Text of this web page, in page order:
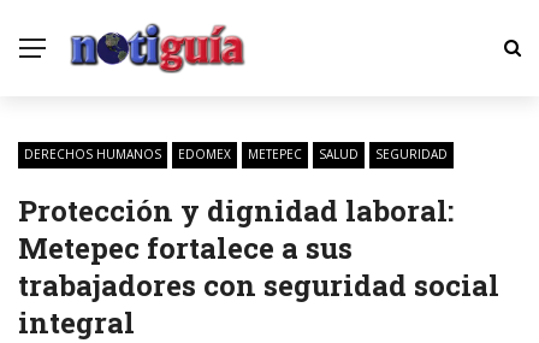
DERECHOS HUMANOS EDOMEX METEPEC SALUD SEGURIDAD
Protección y dignidad laboral:
Metepec fortalece a sus
trabajadores con seguridad social
integral